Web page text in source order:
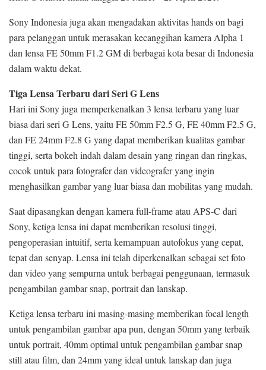
Sony Indonesia juga akan mengadakan aktivitas hands on bagi
para pelanggan untuk merasakan kecanggihan kamera Alpha 1
dan lensa FE 50mm F1.2 GM di berbagai kota besar di Indonesia
dalam waktu dekat.
Tiga Lensa Terbaru dari Seri G Lens
Hari ini Sony juga memperkenalkan 3 lensa terbaru yang luar
biasa dari seri G Lens, yaitu FE 50mm F2.5 G, FE 40mm F2.5 G,
dan FE 24mm F2.8 G yang dapat memberikan kualitas gambar
tinggi, serta bokeh indah dalam desain yang ringan dan ringkas,
cocok untuk para fotografer dan videografer yang ingin
menghasilkan gambar yang luar biasa dan mobilitas yang mudah.
Saat dipasangkan dengan kamera full-frame atau APS-C dari
Sony, ketiga lensa ini dapat memberikan resolusi tinggi,
pengoperasian intuitif, serta kemampuan autofokus yang cepat,
tepat dan senyap. Lensa ini telah diperkenalkan sebagai set foto
dan video yang sempurna untuk berbagai penggunaan, termasuk
pengambilan gambar snap, portrait dan lanskap.
Ketiga lensa terbaru ini masing-masing memberikan focal length
untuk pengambilan gambar apa pun, dengan 50mm yang terbaik
untuk portrait, 40mm optimal untuk pengambilan gambar snap
still atau film, dan 24mm yang ideal untuk lanskap dan juga